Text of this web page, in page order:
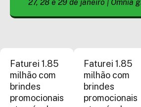
27, 28 e 29 de janeiro | Omnia
Faturei 1.85
milhão com
brindes
promocionais
Faturei 1.85
milhão com
brindes
promocionais